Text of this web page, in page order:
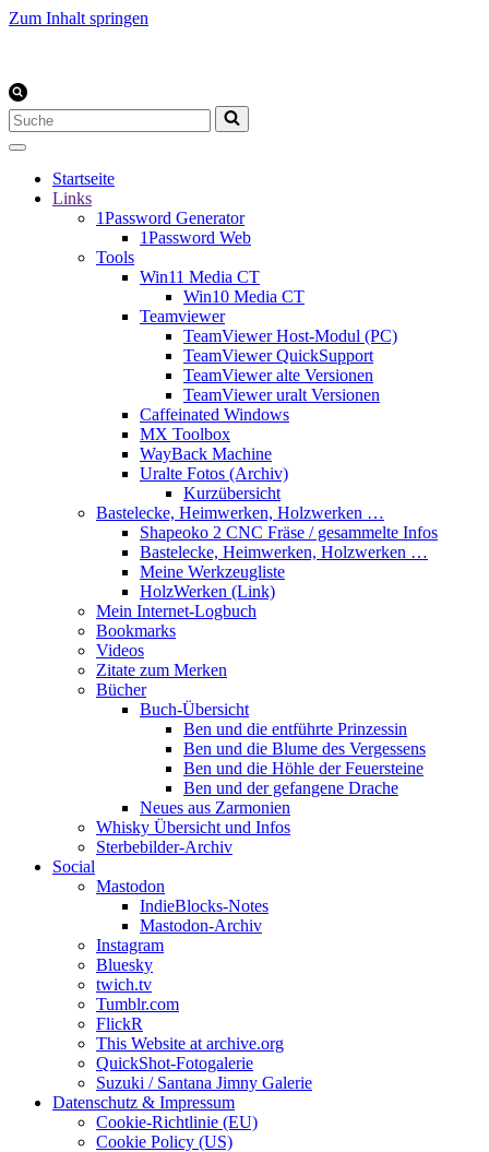
Zum Inhalt springen
Suchen
nach …
Startseite
Links
1Password Generator
1Password Web
Tools
Win11 Media CT
Win10 Media CT
Teamviewer
TeamViewer Host-Modul (PC)
TeamViewer QuickSupport
TeamViewer alte Versionen
TeamViewer uralt Versionen
Caffeinated Windows
MX Toolbox
WayBack Machine
Uralte Fotos (Archiv)
Kurzübersicht
Bastelecke, Heimwerken, Holzwerken …
Shapeoko 2 CNC Fräse / gesammelte Infos
Bastelecke, Heimwerken, Holzwerken …
Meine Werkzeugliste
HolzWerken (Link)
Mein Internet-Logbuch
Bookmarks
Videos
Zitate zum Merken
Bücher
Buch-Übersicht
Ben und die entführte Prinzessin
Ben und die Blume des Vergessens
Ben und die Höhle der Feuersteine
Ben und der gefangene Drache
Neues aus Zarmonien
Whisky Übersicht und Infos
Sterbebilder-Archiv
Social
Mastodon
IndieBlocks-Notes
Mastodon-Archiv
Instagram
Bluesky
twich.tv
Tumblr.com
FlickR
This Website at archive.org
QuickShot-Fotogalerie
Suzuki / Santana Jimny Galerie
Datenschutz & Impressum
Cookie-Richtlinie (EU)
Cookie Policy (US)